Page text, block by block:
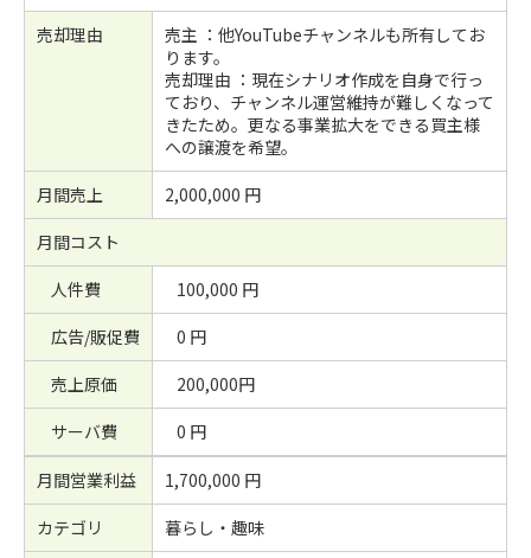
売却理由
売主 ：他YouTubeチャンネルも所有してお
ります。
売却理由 ：現在シナリオ作成を自身で行っ
ており、チャンネル運営維持が難しくなって
きたため。更なる事業拡大をできる買主様
への譲渡を希望。
月間売上
2,000,000 円
月間コスト
人件費
100,000 円
広告/販促費
0 円
売上原価
200,000円
サーバ費
0 円
月間営業利益
1,700,000 円
カテゴリ
暮らし・趣味